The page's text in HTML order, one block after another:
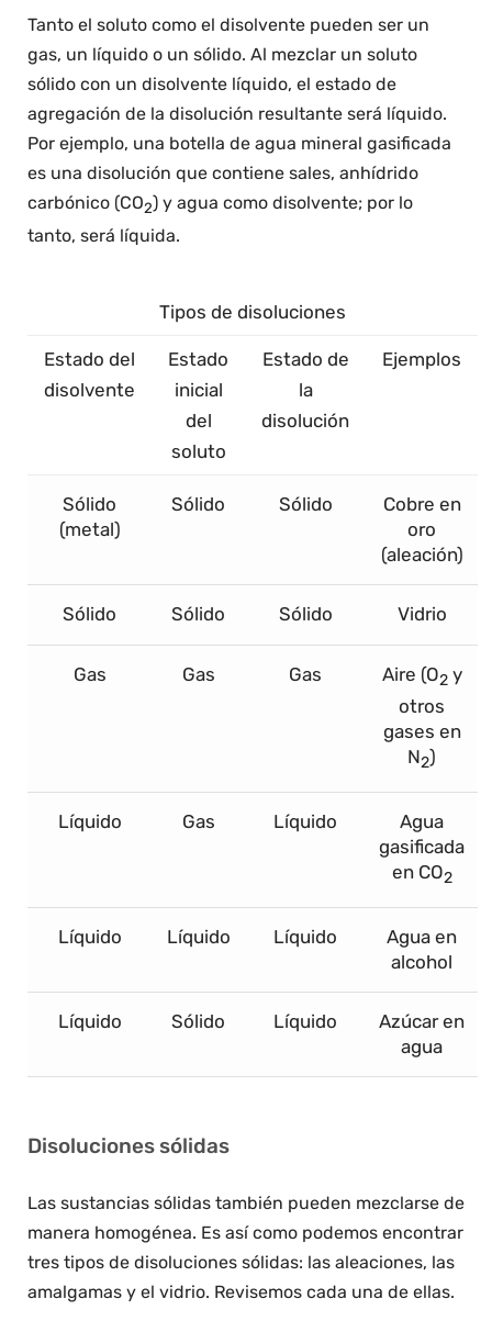
Tanto el soluto como el disolvente pueden ser un
gas, un líquido o un sólido. Al mezclar un soluto
sólido con un disolvente líquido, el estado de
agregación de la disolución resultante será líquido.
Por ejemplo, una botella de agua mineral gasificada
es una disolución que contiene sales, anhídrido
carbónico (CO2) y agua como disolvente; por lo
tanto, será líquida.
Tipos de disoluciones
Estado del
disolvente
Estado
inicial
del
soluto
Estado de
la
disolución
Ejemplos
Sólido
(metal)
Sólido Sólido
Cobre en
oro
(aleación)
Sólido Sólido Sólido Vidrio
Gas Gas Gas Aire (O2y
otros
gases en
N2)
Líquido Gas Líquido
Agua
gasificada
en CO2
Líquido Líquido Líquido
Agua en
alcohol
Líquido Sólido Líquido
Azúcar en
agua
Disoluciones sólidas
Las sustancias sólidas también pueden mezclarse de
manera homogénea. Es así como podemos encontrar
tres tipos de disoluciones sólidas: las aleaciones, las
amalgamas y el vidrio. Revisemos cada una de ellas.